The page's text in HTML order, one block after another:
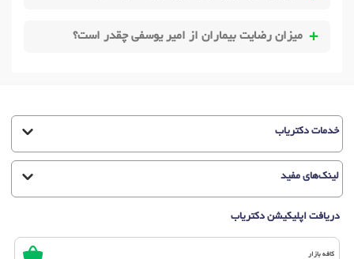
میزان رضایت بیماران از امیر یوسفی چقدر است؟
خدمات دکتریاب
لینک‌های مفید
دریافت اپلیکیشن دکتریاب
کافه بازار